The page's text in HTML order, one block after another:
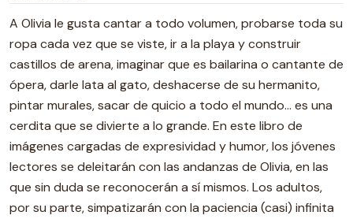
A Olivia le gusta cantar a todo volumen, probarse toda su
ropa cada vez que se viste, ir a la playa y construir
castillos de arena, imaginar que es bailarina o cantante de
ópera, darle lata al gato, deshacerse de su hermanito,
pintar murales, sacar de quicio a todo el mundo... es una
cerdita que se divierte a lo grande. En este libro de
imágenes cargadas de expresividad y humor, los jóvenes
lectores se deleitarán con las andanzas de Olivia, en las
que sin duda se reconocerán a sí mismos. Los adultos,
por su parte, simpatizarán con la paciencia (casi) infinita